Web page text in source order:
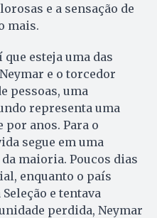
e a sensação de
mais.
esteja uma das
e o torcedor
pessoas, uma
representa uma
anos. Para o
segue em uma
maioria. Poucos dias
enquanto o país
e tentava
perdida, Neymar